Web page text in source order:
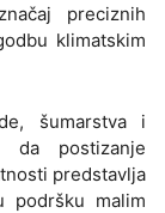
preciznih
klimatskim
šumarstva i
da postizanje
predstavlja
podršku malim